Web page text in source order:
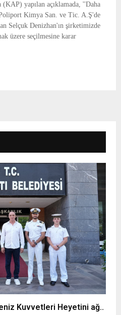
yapılan açıklamada, ''Daha
Kimya San. ve Tic. A.Ş'de
Selçuk Denizhan'ın şirketimizde
üzere seçilmesine karar
Kuvvetleri Heyetini ağ..